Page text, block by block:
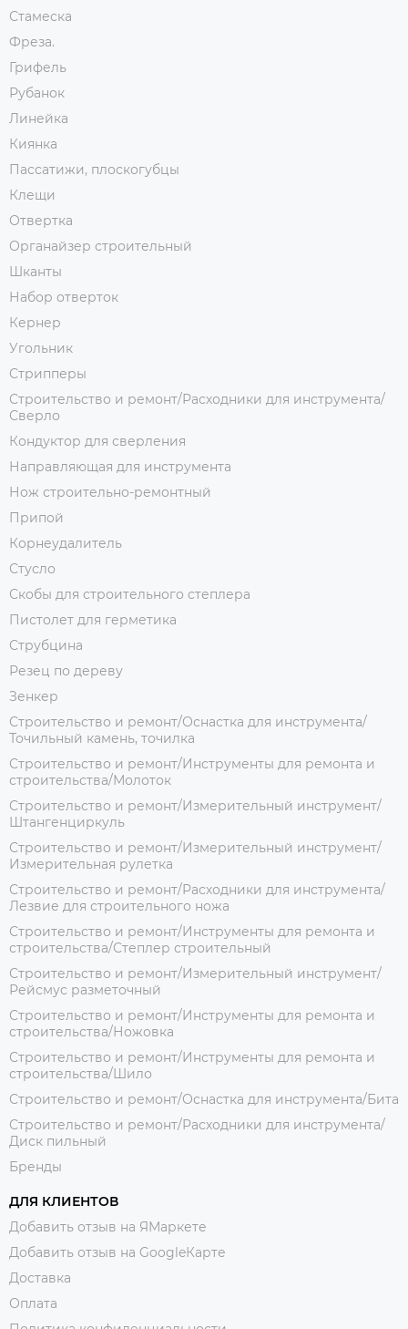
Стамеска
Фреза.
Грифель
Рубанок
Линейка
Киянка
Пассатижи, плоскогубцы
Клещи
Отвертка
Органайзер строительный
Шканты
Набор отверток
Кернер
Угольник
Стрипперы
Строительство и ремонт/Расходники для инструмента/
Сверло
Кондуктор для сверления
Направляющая для инструмента
Нож строительно-ремонтный
Припой
Корнеудалитель
Стусло
Скобы для строительного степлера
Пистолет для герметика
Струбцина
Резец по дереву
Зенкер
Строительство и ремонт/Оснастка для инструмента/
Точильный камень, точилка
Строительство и ремонт/Инструменты для ремонта и
строительства/Молоток
Строительство и ремонт/Измерительный инструмент/
Штангенциркуль
Строительство и ремонт/Измерительный инструмент/
Измерительная рулетка
Строительство и ремонт/Расходники для инструмента/
Лезвие для строительного ножа
Строительство и ремонт/Инструменты для ремонта и
строительства/Степлер строительный
Строительство и ремонт/Измерительный инструмент/
Рейсмус разметочный
Строительство и ремонт/Инструменты для ремонта и
строительства/Ножовка
Строительство и ремонт/Инструменты для ремонта и
строительства/Шило
Строительство и ремонт/Оснастка для инструмента/Бита
Строительство и ремонт/Расходники для инструмента/
Диск пильный
Бренды
ДЛЯ КЛИЕНТОВ
Добавить отзыв на ЯМаркете
Добавить отзыв на GoogleКарте
Доставка
Оплата